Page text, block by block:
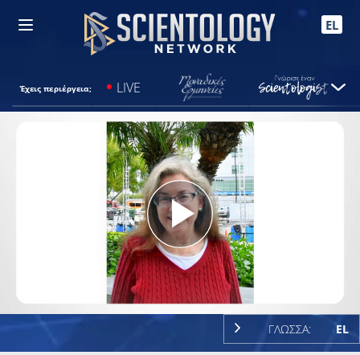
EL
Έχεις περιέργεια; LIVE
Play
Video
ΓΛΩΣΣΑ: EL